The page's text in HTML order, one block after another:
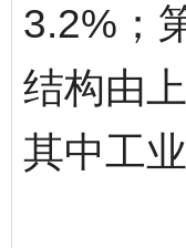
3.2%；
结构由
其中工